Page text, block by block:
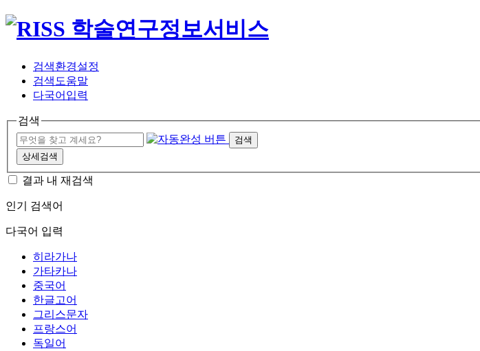
검색환경설정
검색도움말
다국어입력
검색
검색
상세검색
결과 내 재검색
인기 검색어
다국어 입력
히라가나
가타카나
중국어
한글고어
그리스문자
프랑스어
독일어